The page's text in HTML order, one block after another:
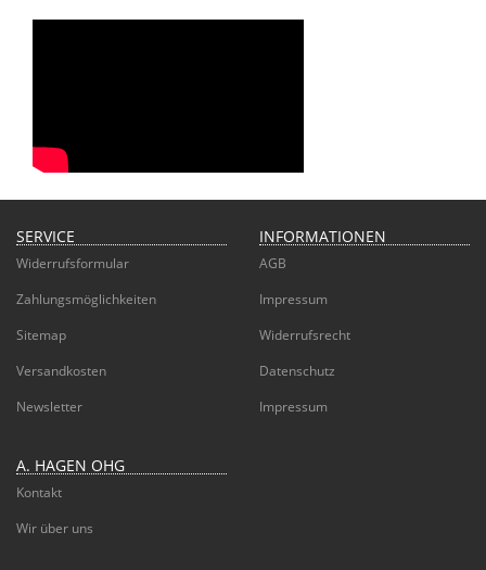
SERVICE
Widerrufsformular
Zahlungsmöglichkeiten
Sitemap
Versandkosten
Newsletter
INFORMATIONEN
AGB
Impressum
Widerrufsrecht
Datenschutz
Impressum
A. HAGEN OHG
Kontakt
Wir über uns